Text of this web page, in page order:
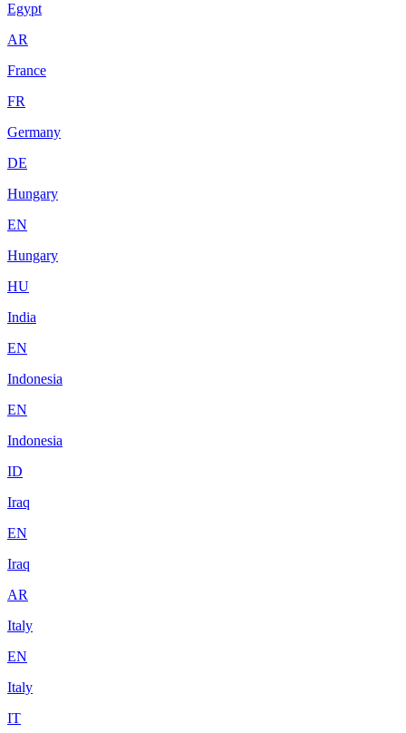
Egypt
AR
France
FR
Germany
DE
Hungary
EN
Hungary
HU
India
EN
Indonesia
EN
Indonesia
ID
Iraq
EN
Iraq
AR
Italy
EN
Italy
IT